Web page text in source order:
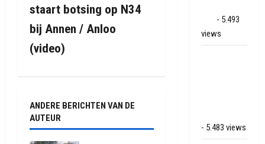
c
h
a
v
staart botsing op N34
bij Annen / Anloo
(video)
ANDERE BERICHTEN VAN DE
AUTEUR
- 5.493
views
- 5.483 views